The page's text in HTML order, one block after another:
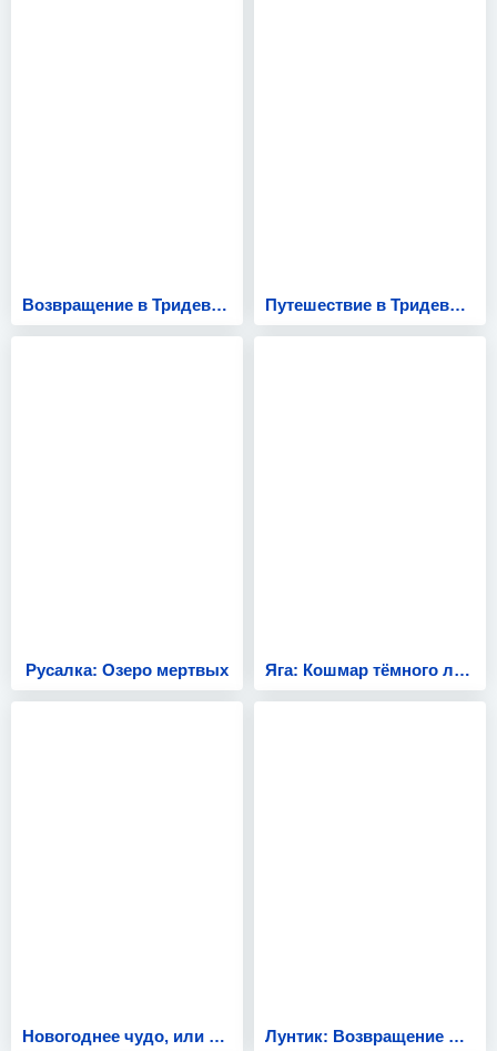
Возвращение в Тридевятое царство Путешествие в Тридевятое Царство
Русалка: Озеро мертвых Яга: Кошмар тёмного леса
Новогоднее чудо, или Иванна Царева меняет профессию Лунтик: Возвращение домой